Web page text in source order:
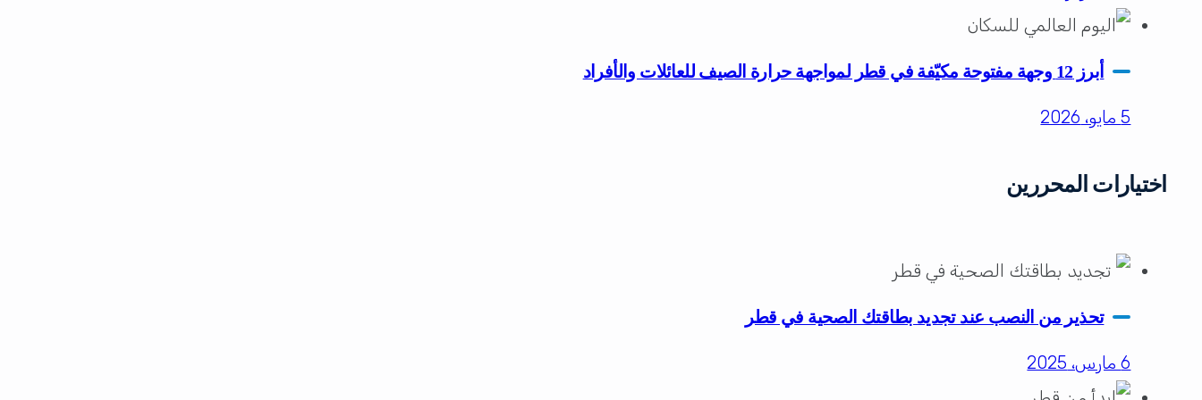
أبرز 12 وجهة مفتوحة مكيّفة في قطر لمواجهة حرارة الصيف للعائلات والأفراد
5 مايو، 2026
اختيارات المحررين
تحذير من النصب عند تجديد بطاقتك الصحية في قطر
6 مارس، 2025